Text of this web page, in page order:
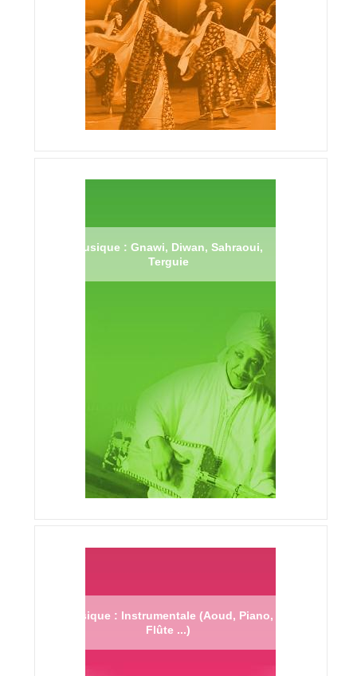
Musique : Gnawi, Diwan, Sahraoui,
Terguie
Musique : Instrumentale (Aoud, Piano,
Flûte ...)